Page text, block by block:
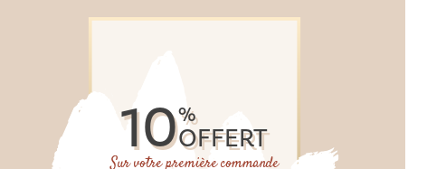
10%
OFFERT
Sur votre première commande